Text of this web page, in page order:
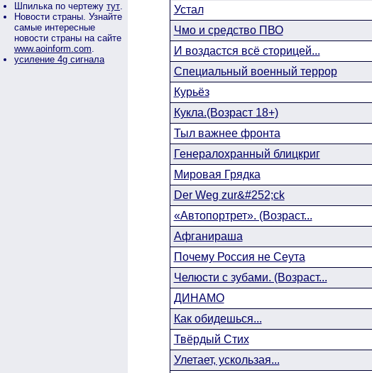
Шпилька по чертежу тут.
Новости страны. Узнайте
самые интересные
новости страны на сайте
www.aoinform.com.
усиление 4g сигнала
Устал
Чмо и средство ПВО
И воздастся всё сторицей...
Специальный военный террор
Курьёз
Кукла.(Возраст 18+)
Тыл важнее фронта
Генералохранный блицкриг
Мировая Грядка
Der Weg zur&#252;ck
«Автопортрет». (Возраст...
Афганираша
Почему Россия не Сеута
Челюсти с зубами. (Возраст...
ДИНАМО
Как обидешься...
Твёрдый Стих
Улетает, ускользая...